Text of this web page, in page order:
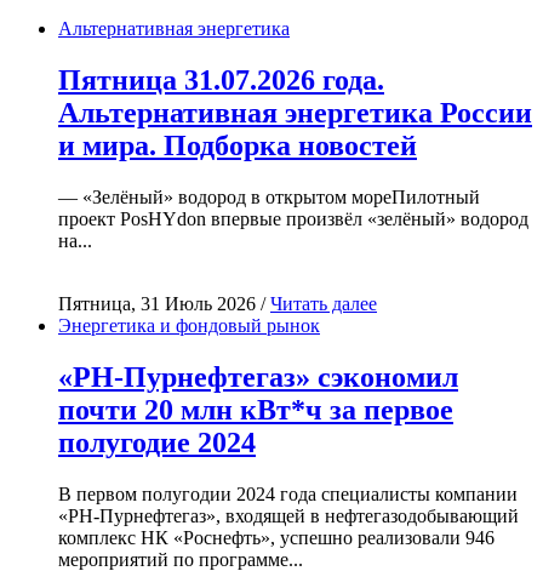
Альтернативная энергетика
Пятница 31.07.2026 года.
Альтернативная энергетика России
и мира. Подборка новостей
— «Зелёный» водород в открытом мореПилотный
проект PosHYdon впервые произвёл «зелёный» водород
на...
Пятница, 31 Июль 2026 /Читать далее
Энергетика и фондовый рынок
«РН-Пурнефтегаз» сэкономил
почти 20 млн кВт*ч за первое
полугодие 2024
В первом полугодии 2024 года специалисты компании
«РН-Пурнефтегаз», входящей в нефтегазодобывающий
комплекс НК «Роснефть», успешно реализовали 946
мероприятий по программе...